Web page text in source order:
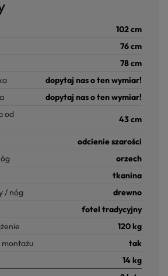
102 cm
76 cm
78 cm
dopytaj nas o ten wymiar!
dopytaj nas o ten wymiar!
od
43 cm
odcienie szarości
orzech
tkanina
/ nóg
drewno
fotel tradycyjny
120 kg
montażu
tak
14 kg